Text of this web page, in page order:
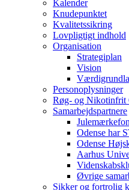
Kalender
Knudepunktet
Kvalitetssikring
Lovpligtigt indhold
Organisation
Strategiplan
Vision
Personoplysninger
Røg- og Nikotinfrit
Samarbejdspartnere
Odense har
Odense
Aarhus
Øvrige
Sikker og fortrolig